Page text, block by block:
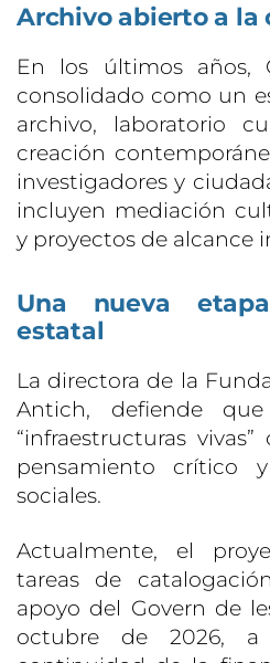
Archivo abierto a la
En los últimos años,
consolidado como un
archivo, laboratorio
creación
investigadores y
incluyen mediación
y proyectos de alcance
Una nueva
estatal
La directora de la
Antich, defiende
“infraestructuras
pensamiento crítico
sociales.
Actualmente, el
tareas de
apoyo del Govern de
octubre de 2026,